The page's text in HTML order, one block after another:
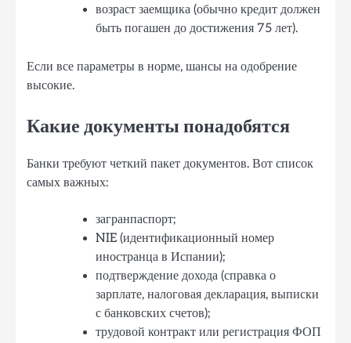
возраст заемщика (обычно кредит должен
быть погашен до достижения 75 лет).
Если все параметры в норме, шансы на одобрение
высокие.
Какие документы понадобятся
Банки требуют четкий пакет документов. Вот список
самых важных:
загранпаспорт;
NIE (идентификационный номер
иностранца в Испании);
подтверждение дохода (справка о
зарплате, налоговая декларация, выписки
с банковских счетов);
трудовой контракт или регистрация ФОП